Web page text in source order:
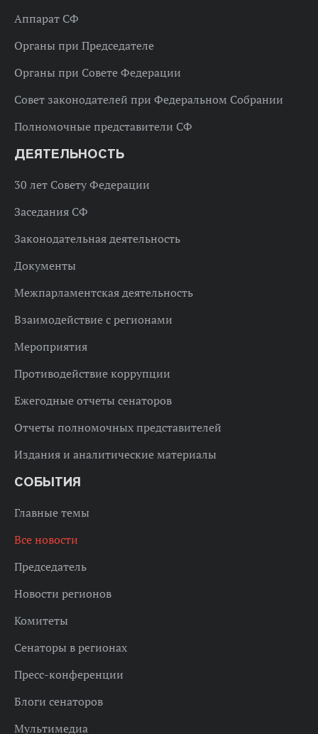
Аппарат СФ
Органы при Председателе
Органы при Совете Федерации
Совет законодателей при Федеральном Собрании
Полномочные представители СФ
ДЕЯТЕЛЬНОСТЬ
30 лет Совету Федерации
Заседания СФ
Законодательная деятельность
Документы
Межпарламентская деятельность
Взаимодействие с регионами
Мероприятия
Противодействие коррупции
Ежегодные отчеты сенаторов
Отчеты полномочных представителей
Издания и аналитические материалы
СОБЫТИЯ
Главные темы
Все новости
Председатель
Новости регионов
Комитеты
Сенаторы в регионах
Пресс-конференции
Блоги сенаторов
Мультимедиа